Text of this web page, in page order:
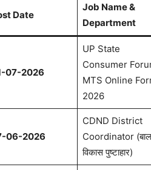
Date
Job Name &
Department
07-2026
UP State
Consumer
MTS Online
2026
06-2026
CDND District
Coordinator (बाल
विकास पुष्टाहार)